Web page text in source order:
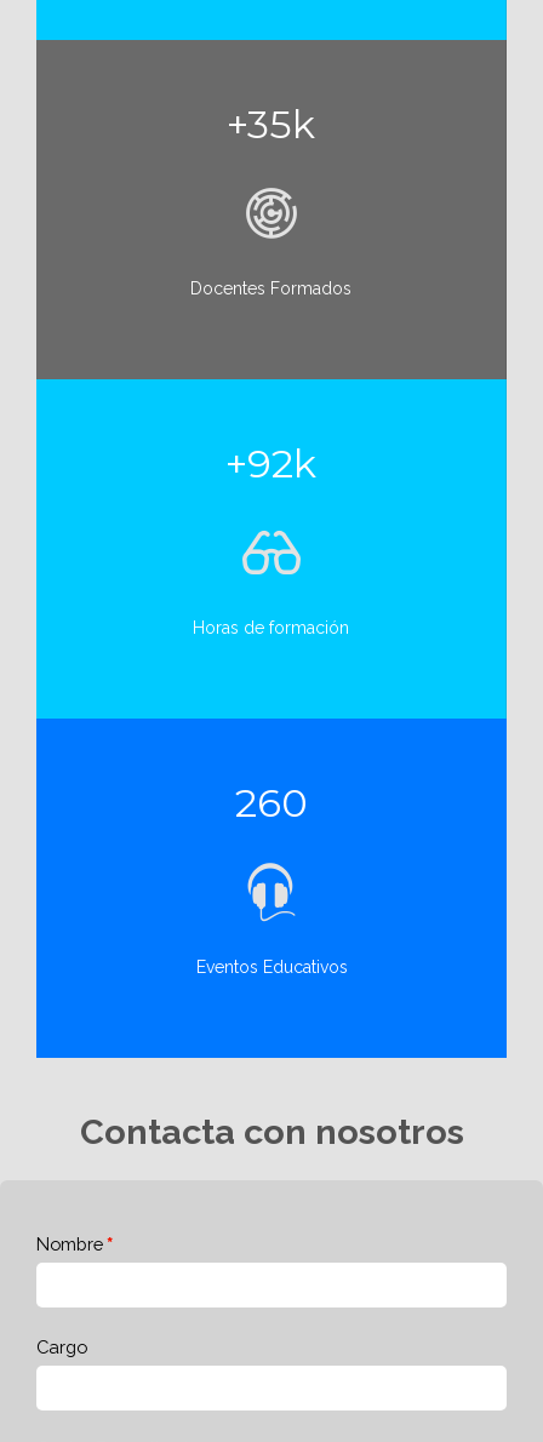
+35k
Docentes Formados
+92k
Horas de formación
260
Eventos Educativos
Contacta con nosotros
Nombre
Cargo